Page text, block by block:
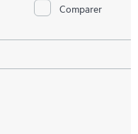
Comparer